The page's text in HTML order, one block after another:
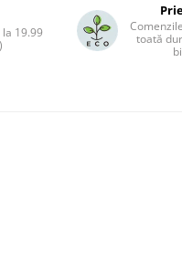
19.99
toată